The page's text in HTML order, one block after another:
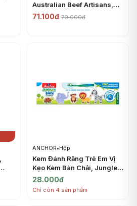
Australian Beef Artisans,
Grass Fed Burger (150g) -
71.100đ 79.000đ
ANCHOR•Hộp
Kem Đánh Răng Trẻ Em Vị
Kẹo Kèm Bàn Chải, Jungle
Kids Toothpaste, Bubble
Gum Flavor, Toothbrush
Included (50g) - ANCHOR
28.000đ
Chỉ còn 4 sản phẩm